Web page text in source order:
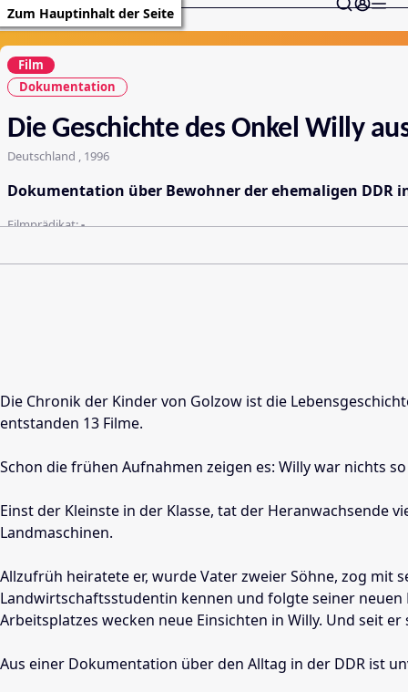
Zum Hauptinhalt der Seite
Film
Dokumentation
Die Geschichte des Onkel Willy
Deutschland , 1996
Dokumentation über Bewohner der ehemaligen DDR
Filmprädikat:-
Die Chronik der Kinder von Golzow ist die
entstanden 13 Filme.
Schon die frühen Aufnahmen zeigen es: Willy war nichts
Einst der Kleinste in der Klasse, tat der Heranwachsende
Landmaschinen.
Allzufrüh heiratete er, wurde Vater zweier Söhne, zog mit
Landwirtschaftsstudentin kennen und folgte seiner neuen
Arbeitsplatzes wecken neue Einsichten in Willy. Und seit
Aus einer Dokumentation über den Alltag in der DDR ist